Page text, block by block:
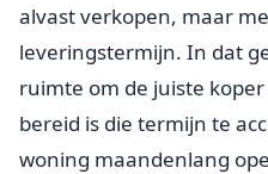
alvast verkopen, maar
leveringstermijn. In dat
ruimte om de juiste
bereid is die termijn te
woning maandenlang